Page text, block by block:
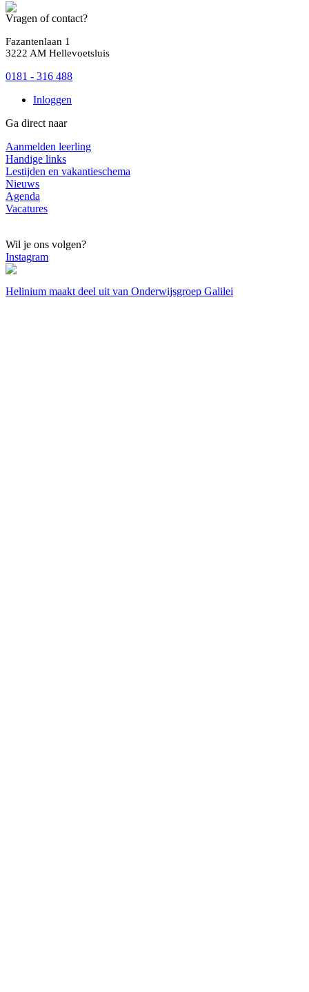
Vragen of contact?
Fazantenlaan 1
3222 AM Hellevoetsluis
0181 - 316 488
Inloggen
Ga direct naar
Aanmelden leerling
Handige links
Lestijden en vakantieschema
Nieuws
Agenda
Vacatures
Wil je ons volgen?
Instagram
Helinium maakt deel uit van Onderwijsgroep Galilei